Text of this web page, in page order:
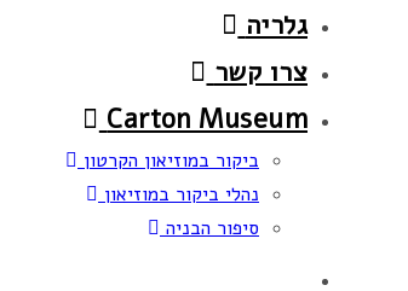
גלריה
צרו קשר
Carton Museum
ביקור במוזיאון הקרטון
נהלי ביקור במוזיאון
סיפור הבניה